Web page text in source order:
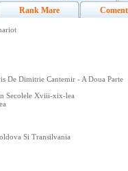
Rank Mare
De Dimitrie Cantemir - A Doua Parte
Secolele Xviii-xix-lea
Si Transilvania